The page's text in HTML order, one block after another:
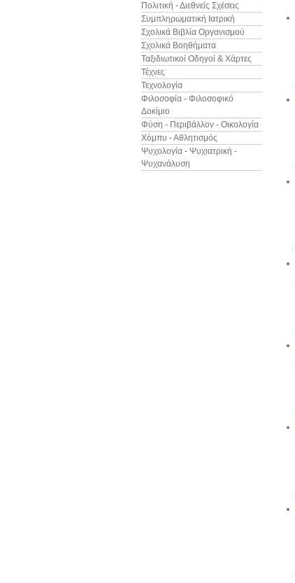
Πολιτική - Διεθνείς Σχέσεις
Συμπληρωματική Ιατρική
Σχολικά Βιβλία Οργανισμού
Σχολικά Βοηθήματα
Ταξιδιωτικοί Οδηγοί & Χάρτες
Τέχνες
Τεχνολογία
Φιλοσοφία - Φιλοσοφικό
Δοκίμιο
Φύση - Περιβάλλον - Οικολογία
Χόμπυ - Αθλητισμός
Ψυχολογία - Ψυχιατρική -
Ψυχανάλυση